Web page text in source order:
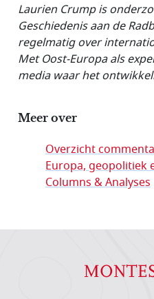
Laurien Crump is
Geschiedenis aan de
regelmatig over
Met Oost-Europa als
media waar het
Meer over
Overzicht
Europa, geopolitiek
Columns & Analyses